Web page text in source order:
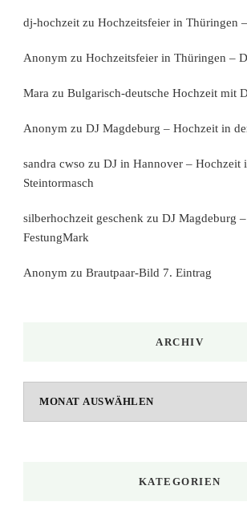
dj-hochzeit zu Hochzeitsfeier in Thüringen
Anonym zu Hochzeitsfeier in Thüringen –
Mara zu Bulgarisch-deutsche Hochzeit mit
Anonym zu DJ Magdeburg – Hochzeit in
sandra cwso zu DJ in Hannover – Hochzeit
Steintormasch
silberhochzeit geschenk zu DJ Magdeburg
FestungMark
Anonym zu Brautpaar-Bild 7. Eintrag
ARCHIV
KATEGORIEN